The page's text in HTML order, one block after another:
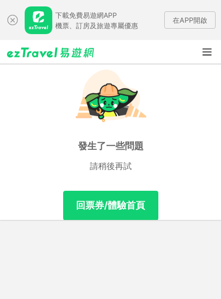
下載免費易遊網APP
機票、訂房及旅遊專屬優惠
在APP開啟
發生了一些問題
請稍後再試
回票券/體驗首頁